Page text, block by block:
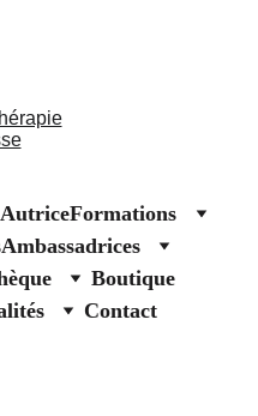
AutriceFormations
Ambassadrices
Boutique
Contact